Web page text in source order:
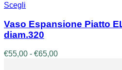
Scegli
ha
più
varianti.
opzioni
Vaso Espansione Piatto
diam.320
€55,00 - €65,00Fascia